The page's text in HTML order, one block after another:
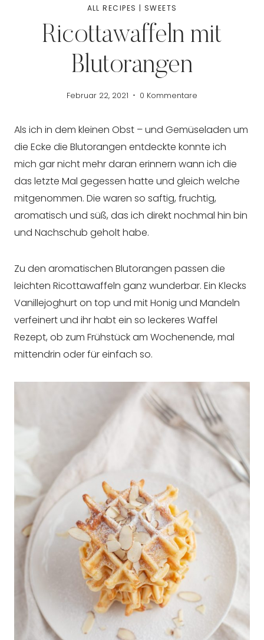
ALL RECIPES | SWEETS
Ricottawaffeln mit
Blutorangen
Februar 22, 2021 0 Kommentare
Als ich in dem kleinen Obst – und Gemüseladen um
die Ecke die Blutorangen entdeckte konnte ich
mich gar nicht mehr daran erinnern wann ich die
das letzte Mal gegessen hatte und gleich welche
mitgenommen. Die waren so saftig, fruchtig,
aromatisch und süß, das ich direkt nochmal hin bin
und Nachschub geholt habe.
Zu den aromatischen Blutorangen passen die
leichten Ricottawaffeln ganz wunderbar. Ein Klecks
Vanillejoghurt on top und mit Honig und Mandeln
verfeinert und ihr habt ein so leckeres Waffel
Rezept, ob zum Frühstück am Wochenende, mal
mittendrin oder für einfach so.